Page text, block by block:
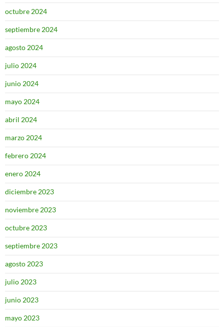
octubre 2024
septiembre 2024
agosto 2024
julio 2024
junio 2024
mayo 2024
abril 2024
marzo 2024
febrero 2024
enero 2024
diciembre 2023
noviembre 2023
octubre 2023
septiembre 2023
agosto 2023
julio 2023
junio 2023
mayo 2023